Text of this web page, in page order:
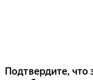
Подтвердите, что